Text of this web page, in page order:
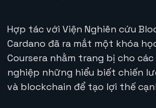
Hợp tác với Viện Nghiên cứu
Cardano đã ra mắt một khóa
Coursera nhằm trang bị cho
nghiệp những hiểu biết chiến
và blockchain để tạo lợi thế